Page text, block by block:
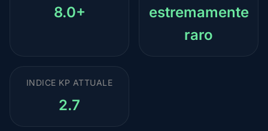
8.0+
estremamente
raro
INDICE KP ATTUALE
2.7